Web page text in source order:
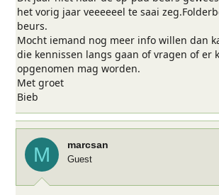
het vorig jaar veeeeeel te saai
beurs.
Mocht iemand nog meer info willen dan
die kennissen langs gaan of vragen of er
opgenomen mag worden.
Met groet
Bieb
M marcsan
Guest